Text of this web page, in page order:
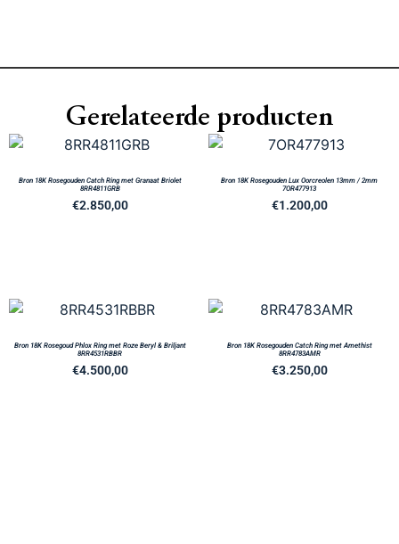
Gerelateerde producten
Bron 18K Rosegouden Catch Ring met Granaat Briolet
8RR4811GRB
€2.850,00
Bron 18K Rosegouden Lux Oorcreolen 13mm / 2mm
7OR477913
€1.200,00
Bron 18K Rosegoud Phlox Ring met Roze Beryl & Briljant
8RR4531RBBR
€4.500,00
Bron 18K Rosegouden Catch Ring met Amethist
8RR4783AMR
€3.250,00